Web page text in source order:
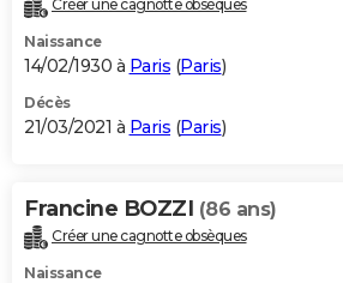
Créer une cagnotte obsèques
Naissance
14/02/1930 à Paris (Paris)
Décès
21/03/2021 à Paris (Paris)
Francine BOZZI (86 ans)
Créer une cagnotte obsèques
Naissance